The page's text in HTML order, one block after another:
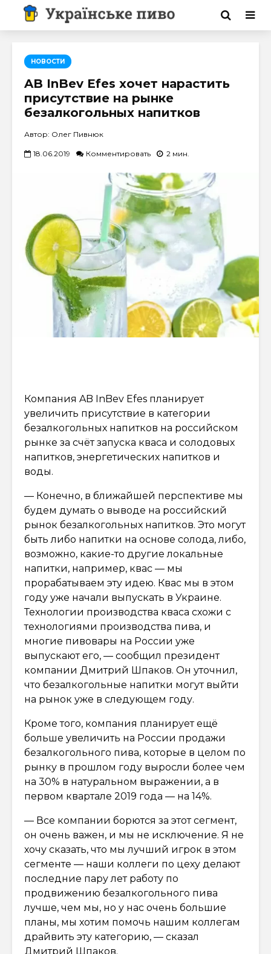
НОВОСТИ
AB InBev Efes хочет нарастить
присутствие на рынке
безалкогольных напитков
Автор: Олег Пивнюк
18.06.2019 Комментировать 2 мин.
Компания AB InBev Efes планирует
увеличить присутствие в категории
безалкогольных напитков на российском
рынке за счёт запуска кваса и солодовых
напитков, энергетических напитков и
воды.
— Конечно, в ближайшей перспективе мы
будем думать о выводе на российский
рынок безалкогольных напитков. Это могут
быть либо напитки на основе солода, либо,
возможно, какие-то другие локальные
напитки, например, квас — мы
прорабатываем эту идею. Квас мы в этом
году уже начали выпускать в Украине.
Технологии производства кваса схожи с
технологиями производства пива, и
многие пивовары на России уже
выпускают его, — сообщил президент
компании Дмитрий Шпаков. Он уточнил,
что безалкогольные напитки могут выйти
на рынок уже в следующем году.
Кроме того, компания планирует ещё
больше увеличить на России продажи
безалкогольного пива, которые в целом по
рынку в прошлом году выросли более чем
на 30% в натуральном выражении, а в
первом квартале 2019 года — на 14%.
— Все компании борются за этот сегмент,
он очень важен, и мы не исключение. Я не
хочу сказать, что мы лучший игрок в этом
сегменте — наши коллеги по цеху делают
последние пару лет работу по
продвижению безалкогольного пива
лучше, чем мы, но у нас очень большие
планы, мы хотим помочь нашим коллегам
драйвить эту категорию, — сказал
Дмитрий Шпаков.